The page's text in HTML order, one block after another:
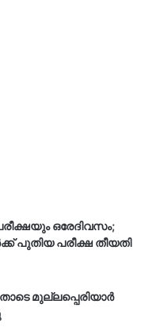
ഒരേദിവസം;
പുതിയ പരീക്ഷ തീയതി
മുല്ലപ്പെരിയാർ